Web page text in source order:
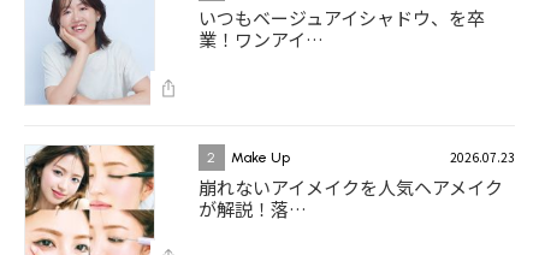
いつもベージュアイシャドウ、を卒
業！ワンアイ…
2 Make Up 2026.07.23
崩れないアイメイクを人気ヘアメイク
が解説！落…